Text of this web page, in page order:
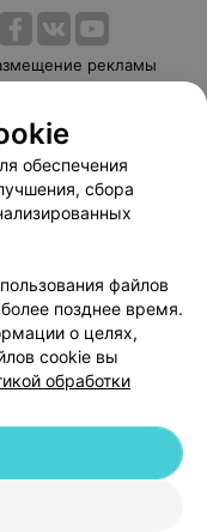
рекламы
Способы оплаты
103.by
данных
Республика Беларусь,
обеспечения
сбора
файлов
позднее время.
о целях,
cookie вы
обработки